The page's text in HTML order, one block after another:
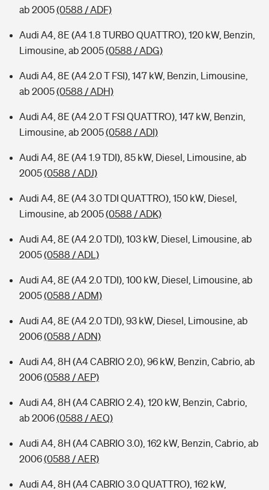
ab 2005(0588 / ADF)
Audi A4, 8E (A4 1.8 TURBO QUATTRO), 120 kW, Benzin,
Limousine, ab 2005(0588 / ADG)
Audi A4, 8E (A4 2.0 T FSI), 147 kW, Benzin, Limousine,
ab 2005(0588 / ADH)
Audi A4, 8E (A4 2.0 T FSI QUATTRO), 147 kW, Benzin,
Limousine, ab 2005(0588 / ADI)
Audi A4, 8E (A4 1.9 TDI), 85 kW, Diesel, Limousine, ab
2005(0588 / ADJ)
Audi A4, 8E (A4 3.0 TDI QUATTRO), 150 kW, Diesel,
Limousine, ab 2005(0588 / ADK)
Audi A4, 8E (A4 2.0 TDI), 103 kW, Diesel, Limousine, ab
2005(0588 / ADL)
Audi A4, 8E (A4 2.0 TDI), 100 kW, Diesel, Limousine, ab
2005(0588 / ADM)
Audi A4, 8E (A4 2.0 TDI), 93 kW, Diesel, Limousine, ab
2006(0588 / ADN)
Audi A4, 8H (A4 CABRIO 2.0), 96 kW, Benzin, Cabrio, ab
2006(0588 / AEP)
Audi A4, 8H (A4 CABRIO 2.4), 120 kW, Benzin, Cabrio,
ab 2006(0588 / AEQ)
Audi A4, 8H (A4 CABRIO 3.0), 162 kW, Benzin, Cabrio, ab
2006(0588 / AER)
Audi A4, 8H (A4 CABRIO 3.0 QUATTRO), 162 kW,